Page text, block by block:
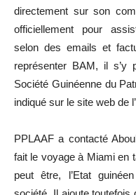
directement sur son
officiellement pour
selon des emails et
représenter BAM, il s’y
Société Guinéenne du
indiqué sur le site web de
PPLAAF a contacté
fait le voyage à Miami en
peut être, l’Etat